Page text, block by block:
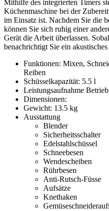
Mithilfe des integrierten Timers
Küchenmaschine bei der
im Einsatz ist. Nachdem Sie die
können Sie sich ruhig einer
Gerät die Arbeit überlassen.
benachrichtigt Sie ein
Funktionen: Mixen,
Reiben
Schüsselkapazität: 5.5 l
Leistungsaufnahme
Dimensionen:
Gewicht: 13.5 kg
Ausstattung
Blender
Sicherheitsschalter
Edelstahlschüssel
Schneebesen
Wendescheiben
Rührbesen
Anti-Rutsch-Füsse
Aufsätze
Knethaken